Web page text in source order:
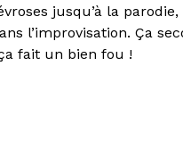
jusqu’à la
l’improvisation. Ça
fait un bien fou !